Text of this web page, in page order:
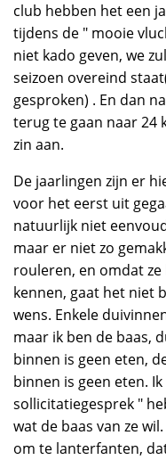
club hebben het een
tijdens de " mooie
niet kado geven, we
seizoen overeind
gesproken) . En dan
terug te gaan naar 24
zin aan.
De jaarlingen zijn er
voor het eerst uit
natuurlijk niet
maar er niet zo
rouleren, en omdat
kennen, gaat het niet
wens. Enkele
maar ik ben de baas,
binnen is geen eten,
binnen is geen eten.
sollicitatiegesprek "
wat de baas van ze
om te lanterfanten,